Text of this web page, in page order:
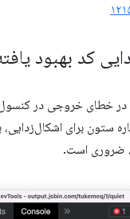
کد بهبود
در خطای خروجی در کنسول
ستون برای
ضروری است.